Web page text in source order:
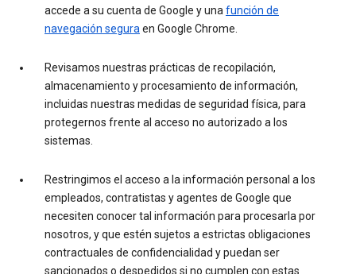
accede a su cuenta de Google y unafunción de
navegación seguraen Google Chrome.
Revisamos nuestras prácticas de recopilación,
almacenamiento y procesamiento de información,
incluidas nuestras medidas de seguridad física, para
protegernos frente al acceso no autorizado a los
sistemas.
Restringimos el acceso a la información personal a los
empleados, contratistas y agentes de Google que
necesiten conocer tal información para procesarla por
nosotros, y que estén sujetos a estrictas obligaciones
contractuales de confidencialidad y puedan ser
sancionados o despedidos si no cumplen con estas